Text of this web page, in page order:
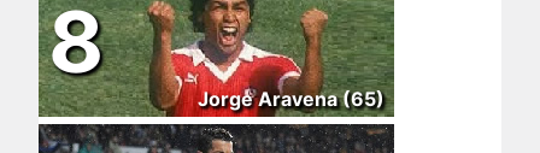
8
Jorge Aravena (65)